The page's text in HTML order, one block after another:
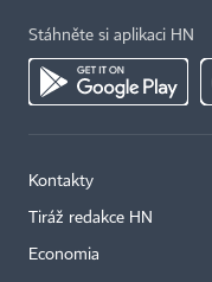
Stáhněte si aplikaci HN
Kontakty
Tiráž redakce HN
Economia